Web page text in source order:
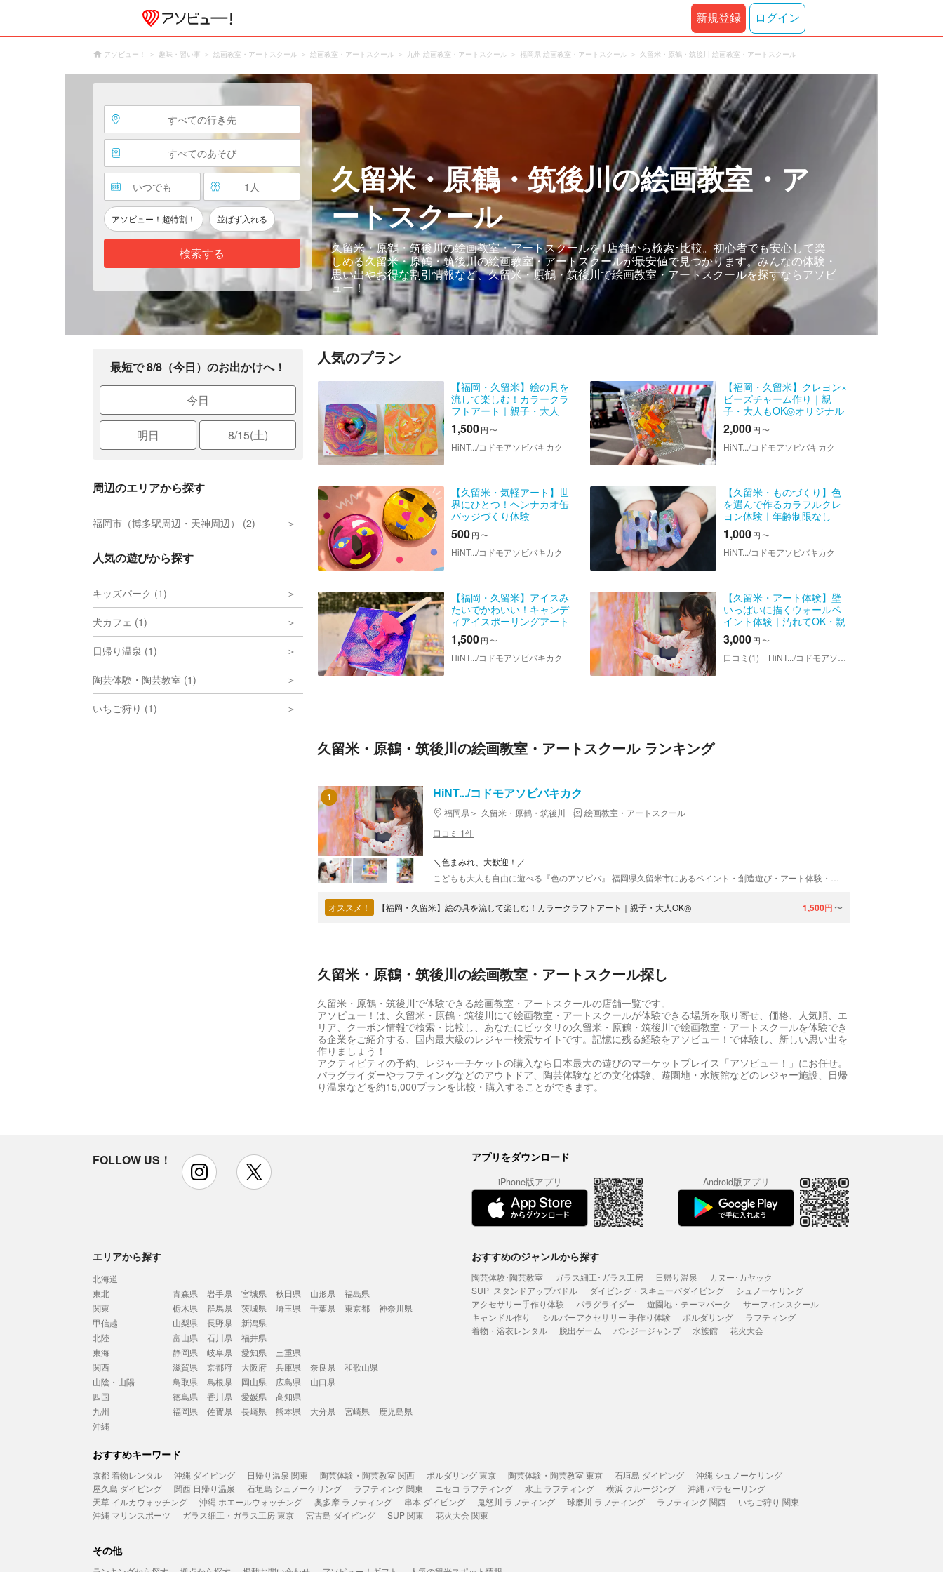
新規登録 ログイン
アソビュー！ 趣味・習い事 絵画教室・アートスクール 絵画教室・アートスクール 九州 絵画教室・アートスクール 福岡県 絵画教室・アートスクール 久留米・原鶴・筑後川 絵画教室・アートスクール
すべての行き先
すべてのあそび
いつでも 1 人
アソビュー！超特割！ 並ばず入れる
検索する
久留米・原鶴・筑後川の絵画教室・ア
ートスクール
久留米・原鶴・筑後川の絵画教室・アートスクールを1店舗から検索･比較。初心者でも安心して楽
しめる久留米・原鶴・筑後川の絵画教室・アートスクールが最安値で見つかります。みんなの体験・
思い出やお得な割引情報など、久留米・原鶴・筑後川で絵画教室・アートスクールを探すならアソビ
ュー！
最短で 8/8（今日）のお出かけへ！
今日
明日 8/15(土)
周辺のエリアから探す
福岡市（博多駅周辺・天神周辺） (2)
人気の遊びから探す
キッズパーク (1)
犬カフェ (1)
日帰り温泉 (1)
陶芸体験・陶芸教室 (1)
いちご狩り (1)
人気のプラン
【福岡・久留米】絵の具を
流して楽しむ！カラークラ
フトアート｜親子・大人
OK◎
1,500円 〜
HiNT.../コドモアソビバキカク
【福岡・久留米】クレヨン×
ビーズチャーム作り｜親
子・大人もOK◎オリジナル
キーホルダー体験
2,000円 〜
HiNT.../コドモアソビバキカク
【久留米・気軽アート】世
界にひとつ！ヘンナカオ缶
バッジづくり体験
500円 〜
HiNT.../コドモアソビバキカク
【久留米・ものづくり】色
を選んで作るカラフルクレ
ヨン体験｜年齢制限なし
1,000円 〜
HiNT.../コドモアソビバキカク
【福岡・久留米】アイスみ
たいでかわいい！キャンデ
ィアイスポーリングアート
体験
1,500円 〜
HiNT.../コドモアソビバキカク
【久留米・アート体験】壁
いっぱいに描くウォールペ
イント体験｜汚れてOK・親
子歓迎
3,000円 〜
口コミ(1) HiNT.../コドモアソビバキカク
久留米・原鶴・筑後川の絵画教室・アートスクール ランキング
1 HiNT.../コドモアソビバキカク
福岡県 久留米・原鶴・筑後川
絵画教室・アートスクール
口コミ 1件
＼色まみれ、大歓迎！／
オススメ！ 【福岡・久留米】絵の具を流して楽しむ！カラークラフトアート｜親子・大人OK◎ 1,500円 〜
久留米・原鶴・筑後川の絵画教室・アートスクール探し
久留米・原鶴・筑後川で体験できる絵画教室・アートスクールの店舗一覧です。
アソビュー！は、久留米・原鶴・筑後川にて絵画教室・アートスクールが体験できる場所を取り寄せ、価格、人気順、エ
リア、クーポン情報で検索・比較し、あなたにピッタリの久留米・原鶴・筑後川で絵画教室・アートスクールを体験でき
る企業をご紹介する、国内最大級のレジャー検索サイトです。記憶に残る経験をアソビュー！で体験し、新しい思い出を
作りましょう！
アクティビティの予約、レジャーチケットの購入なら日本最大の遊びのマーケットプレイス「アソビュー！」にお任せ。
パラグライダーやラフティングなどのアウトドア、陶芸体験などの文化体験、遊園地・水族館などのレジャー施設、日帰
り温泉などを約15,000プランを比較・購入することができます。
FOLLOW US！ instagram アプリをダウンロード
iPhone版アプリ Android版アプリ
エリアから探す
北海道
東北
青森県 岩手県 宮城県 秋田県 山形県
福島県
関東
栃木県 群馬県 茨城県 埼玉県 千葉県 東京都
神奈川県
甲信越
山梨県 長野県
新潟県
北陸
富山県 石川県
福井県
東海
静岡県 岐阜県 愛知県
三重県
関西
滋賀県 京都府 大阪府 兵庫県 奈良県
和歌山県
山陰・山陽
鳥取県 島根県 岡山県 広島県
山口県
四国
徳島県 香川県 愛媛県
高知県
九州
福岡県 佐賀県 長崎県 熊本県 大分県 宮崎県
鹿児島県
沖縄
おすすめのジャンルから探す
陶芸体験･陶芸教室 ガラス細工･ガラス工房 日帰り温泉
カヌー･カヤック
SUP･スタンドアップパドル
ダイビング・スキューバダイビング
シュノーケリング
アクセサリー手作り体験
パラグライダー 遊園地・テーマパーク
サーフィンスクール
キャンドル作り
シルバーアクセサリー 手作り体験 ボルダリング
ラフティング
着物・浴衣レンタル
脱出ゲーム バンジージャンプ 水族館 花火大会
おすすめキーワード
京都 着物レンタル 沖縄 ダイビング 日帰り温泉 関東 陶芸体験・陶芸教室 関西 ボルダリング 東京 陶芸体験・陶芸教室 東京 石垣島 ダイビング
沖縄 シュノーケリング
屋久島 ダイビング
関西 日帰り温泉 石垣島 シュノーケリング ラフティング 関東 ニセコ ラフティング 水上 ラフティング 横浜 クルージング
沖縄 パラセーリング
天草 イルカウォッチング
沖縄 ホエールウォッチング 奥多摩 ラフティング 串本 ダイビング 鬼怒川 ラフティング 球磨川 ラフティング ラフティング 関西
いちご狩り 関東
沖縄 マリンスポーツ
ガラス細工・ガラス工房 東京 宮古島 ダイビング SUP 関東 花火大会 関東
その他